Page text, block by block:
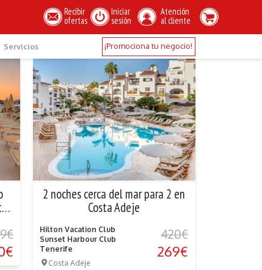
Recibir
ofertas
Iniciar
sesión
Atención
al cliente
Servicios ¡Promociona tu negocio!
2 noches cerca del mar para 2 en
Costa Adeje
Hilton Vacation Club
Sunset Harbour Club
Tenerife
Costa Adeje
420€
269€